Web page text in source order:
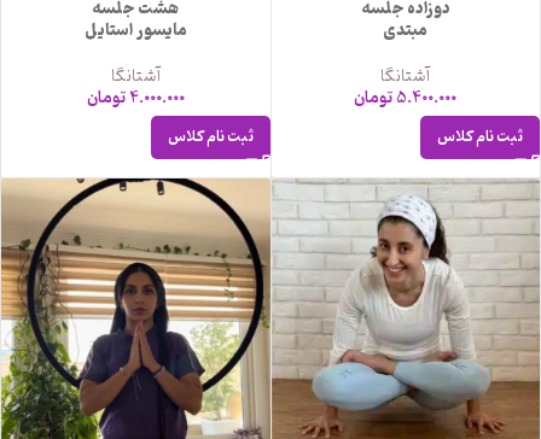
دوزاده جلسه
مبتدی
آشتانگا
5.400.000تومان
ثبت نام کلاس
هشت جلسه
مایسور استایل
آشتانگا
4.000.000تومان
ثبت نام کلاس